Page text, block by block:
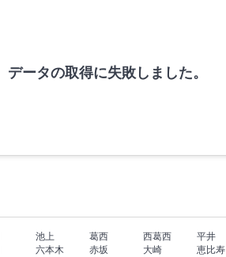
データの取得に失敗しました。
池上 葛西 西葛西 平井
六本木 赤坂 大崎 恵比寿